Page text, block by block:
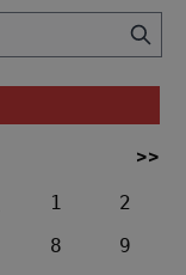
>>
1
2
8
9